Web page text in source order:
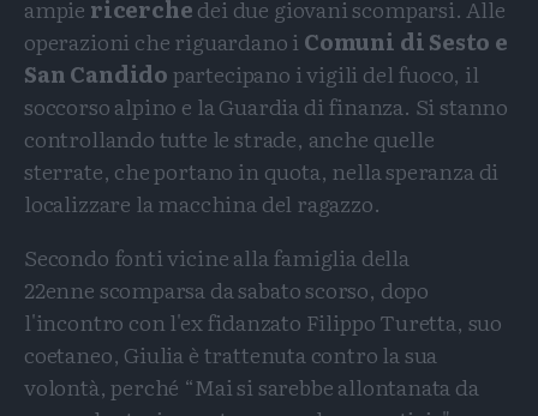
ampie ricerchedei due giovani scomparsi. Alle
operazioni che riguardano i Comuni di Sesto e
San Candidopartecipano i vigili del fuoco, il
soccorso alpino e la Guardia di finanza. Si stanno
controllando tutte le strade, anche quelle
sterrate, che portano in quota, nella speranza di
localizzare la macchina del ragazzo.
Secondo fonti vicine alla famiglia della
22enne scomparsa da sabato scorso, dopo
l'incontro con l'ex fidanzato Filippo Turetta, suo
coetaneo, Giulia è trattenuta contro la sua
volontà, perché “Mai si sarebbe allontanata da